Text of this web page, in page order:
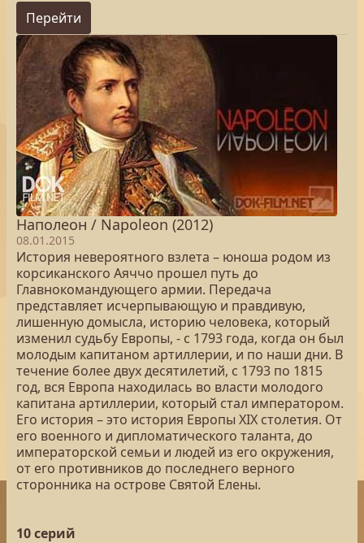
Перейти
Наполеон / Napoleon (2012)
08.01.2015
История невероятного взлета – юноша родом из
корсиканского Аяччо прошел путь до
Главнокомандующего армии. Передача
представляет исчерпывающую и правдивую,
лишенную домысла, историю человека, который
изменил судьбу Европы, - с 1793 года, когда он был
молодым капитаном артиллерии, и по наши дни. В
течение более двух десятилетий, с 1793 по 1815
год, вся Европа находилась во власти молодого
капитана артиллерии, который стал императором.
Его история – это история Европы XIX столетия. От
его военного и дипломатического таланта, до
императорской семьи и людей из его окружения,
от его противников до последнего верного
сторонника на острове Святой Елены.
10 серий